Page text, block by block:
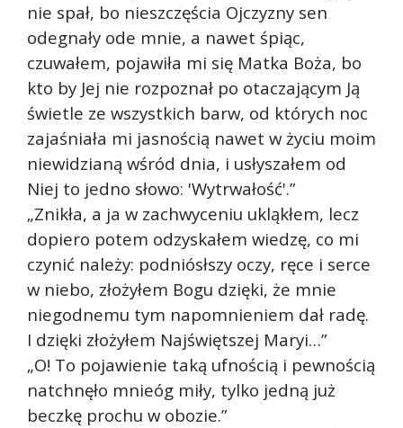
nie spał, bo nieszczęścia Ojczyzny sen
odegnały ode mnie, a nawet śpiąc,
czuwałem, pojawiła mi się Matka Boża, bo
kto by Jej nie rozpoznał po otaczającym Ją
świetle ze wszystkich barw, od których noc
zajaśniała mi jasnością nawet w życiu moim
niewidzianą wśród dnia, i usłyszałem od
Niej to jedno słowo: 'Wytrwałość'.”
„Znikła, a ja w zachwyceniu ukląkłem, lecz
dopiero potem odzyskałem wiedzę, co mi
czynić należy: podniósłszy oczy, ręce i serce
w niebo, złożyłem Bogu dzięki, że mnie
niegodnemu tym napomnieniem dał radę.
I dzięki złożyłem Najświętszej Maryi…”
„O! To pojawienie taką ufnością i pewnością
natchnęło mnieóg miły, tylko jedną już
beczkę prochu w obozie.”